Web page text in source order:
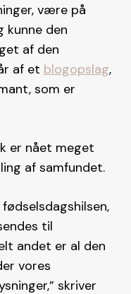
være på
kunne den
af den
af et blogopslag,
som er
er nået meget
af samfundet.
til
andet er al den
vores
skriver